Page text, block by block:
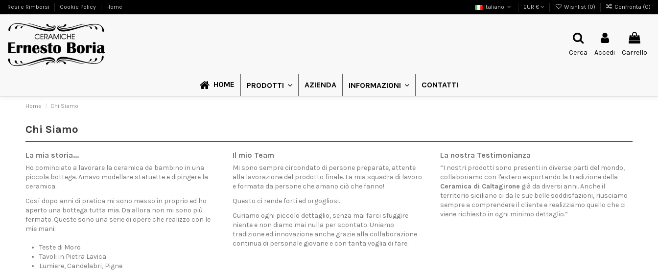
Resi e Rimborsi Cookie Policy Home Italiano EUR € Wishlist (0) Confronta (0)
Cerca Accedi Carrello
HOME PRODOTTI AZIENDA INFORMAZIONI CONTATTI
Home Chi Siamo
Chi Siamo
La mia storia...
Ho cominciato a lavorare la ceramica da bambino in una
piccola bottega. Amavo modellare statuette e dipingere la
ceramica.
Così dopo anni di pratica mi sono messo in proprio ed ho
aperto una bottega tutta mia. Da allora non mi sono più
fermato. Queste sono una serie di opere che realizzo con le
mie mani:
Teste di Moro
Tavoli in Pietra Lavica
Lumiere, Candelabri, Pigne
Il mio Team
Mi sono sempre circondato di persone preparate, attente
alla lavorazione del prodotto finale. La mia squadra di lavoro
e formata da persone che amano ciò che fanno!
Questo ci rende forti ed orgogliosi.
Curiamo ogni piccolo dettaglio, senza mai farci sfuggire
niente e non diamo mai nulla per scontato. Uniamo
tradizione ed innovazione anche grazie alla collaborazione
continua di personale giovane e con tanta voglia di fare.
La nostra Testimonianza
“I nostri prodotti sono presenti in diverse parti del mondo,
collaboriamo con l'estero esportando la tradizione della
Ceramica di Caltagirone già da diversi anni. Anche il
territorio siciliano ci da le sue belle soddisfazioni, riusciamo
sempre a comprendere il cliente e realizziamo quello che ci
viene richiesto in ogni minimo dettaglio.”